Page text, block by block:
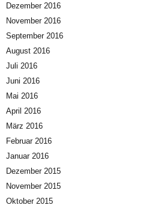
Dezember 2016
November 2016
September 2016
August 2016
Juli 2016
Juni 2016
Mai 2016
April 2016
März 2016
Februar 2016
Januar 2016
Dezember 2015
November 2015
Oktober 2015